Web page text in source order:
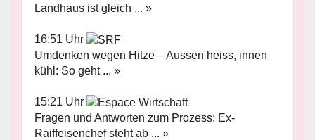
Landhaus ist gleich ... »
16:51 Uhr
Umdenken wegen Hitze – Aussen heiss, innen
kühl: So geht ... »
15:21 Uhr
Fragen und Antworten zum Prozess: Ex-
Raiffeisenchef steht ab ... »